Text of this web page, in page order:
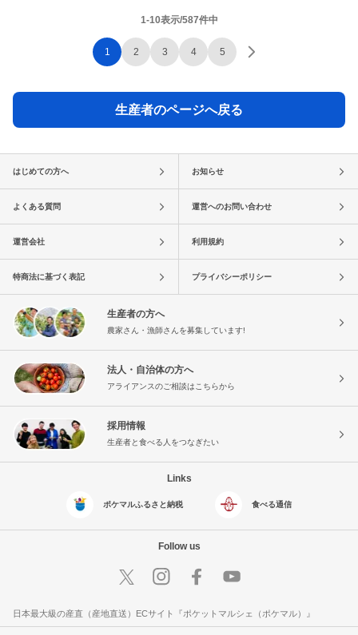
1-10表示/587件中
1 2 3 4 5
生産者のページへ戻る
はじめての方へ お知らせ
よくある質問 運営へのお問い合わせ
運営会社 利用規約
特商法に基づく表記 プライバシーポリシー
生産者の方へ
農家さん・漁師さんを募集しています!
法人・自治体の方へ
アライアンスのご相談はこちらから
採用情報
生産者と食べる人をつなぎたい
Links
ポケマルふるさと納税 食べる通信
Follow us
日本最大級の産直（産地直送）ECサイト『ポケットマルシェ（ポケマル）』